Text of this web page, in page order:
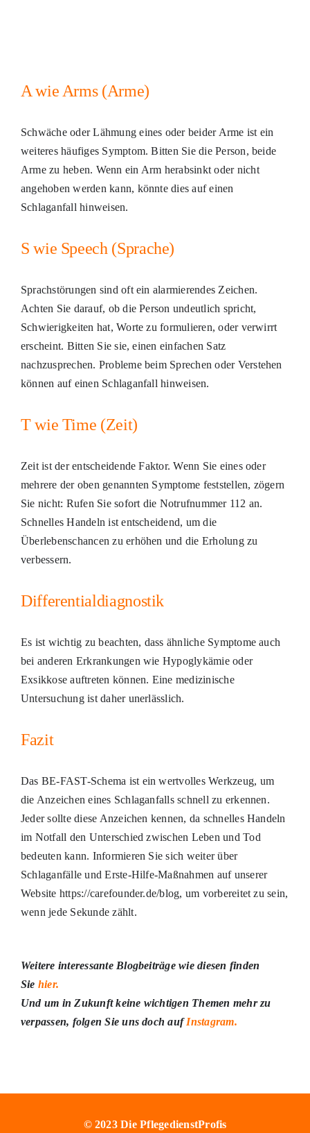
A wie Arms (Arme)
Schwäche oder Lähmung eines oder beider Arme ist ein
weiteres häufiges Symptom. Bitten Sie die Person, beide
Arme zu heben. Wenn ein Arm herabsinkt oder nicht
angehoben werden kann, könnte dies auf einen
Schlaganfall hinweisen.
S wie Speech (Sprache)
Sprachstörungen sind oft ein alarmierendes Zeichen.
Achten Sie darauf, ob die Person undeutlich spricht,
Schwierigkeiten hat, Worte zu formulieren, oder verwirrt
erscheint. Bitten Sie sie, einen einfachen Satz
nachzusprechen. Probleme beim Sprechen oder Verstehen
können auf einen Schlaganfall hinweisen.
T wie Time (Zeit)
Zeit ist der entscheidende Faktor. Wenn Sie eines oder
mehrere der oben genannten Symptome feststellen, zögern
Sie nicht: Rufen Sie sofort die Notrufnummer 112 an.
Schnelles Handeln ist entscheidend, um die
Überlebenschancen zu erhöhen und die Erholung zu
verbessern.
Differentialdiagnostik
Es ist wichtig zu beachten, dass ähnliche Symptome auch
bei anderen Erkrankungen wie Hypoglykämie oder
Exsikkose auftreten können. Eine medizinische
Untersuchung ist daher unerlässlich.
Fazit
Das BE-FAST-Schema ist ein wertvolles Werkzeug, um
die Anzeichen eines Schlaganfalls schnell zu erkennen.
Jeder sollte diese Anzeichen kennen, da schnelles Handeln
im Notfall den Unterschied zwischen Leben und Tod
bedeuten kann. Informieren Sie sich weiter über
Schlaganfälle und Erste-Hilfe-Maßnahmen auf unserer
Website https://carefounder.de/blog, um vorbereitet zu sein,
wenn jede Sekunde zählt.
Weitere interessante Blogbeiträge wie diesen finden
Sie hier.
Und um in Zukunft keine wichtigen Themen mehr zu
verpassen, folgen Sie uns doch aufInstagram.
© 2023 Die PflegedienstProfis